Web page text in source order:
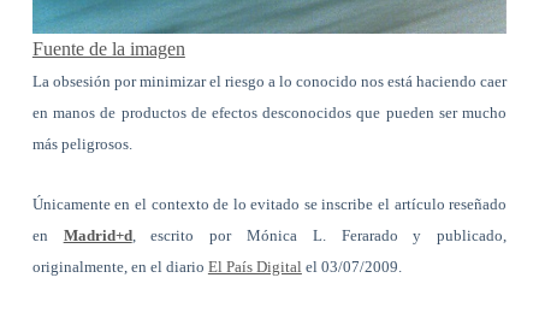
Fuente de la imagen
La obsesión por minimizar el riesgo a lo conocido nos está haciendo caer
en manos de productos de efectos desconocidos que pueden ser mucho
más peligrosos.
Únicamente en el contexto de lo evitado se inscribe el artículo reseñado
en Madrid+d, escrito por Mónica L. Ferarado y publicado,
originalmente, en el diario El País Digital el 03/07/2009.